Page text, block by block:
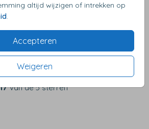
altijd wijzigen of intrekken op
.
Accepteren
Weigeren
van de 5 sterren